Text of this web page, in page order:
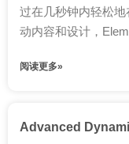
过在几秒钟内轻松
动内容和设计，
阅读更多»
Advanced